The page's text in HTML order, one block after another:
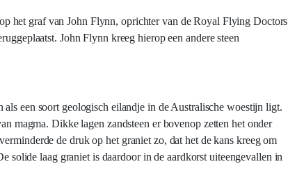
het graf van John Flynn, oprichter van de Royal Flying Doctors
John Flynn kreeg hierop een andere steen
een soort geologisch eilandje in de Australische woestijn ligt.
magma. Dikke lagen zandsteen er bovenop zetten het onder
de druk op het graniet zo, dat het de kans kreeg om
solide laag graniet is daardoor in de aardkorst uiteengevallen in